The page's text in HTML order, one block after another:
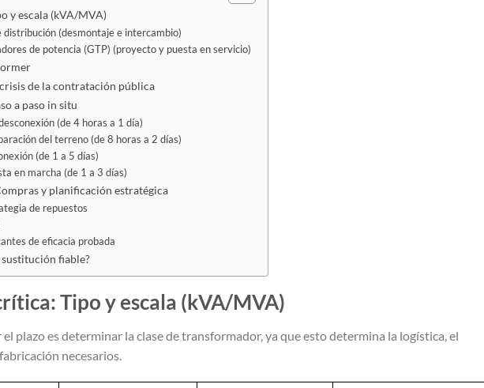
y escala (kVA/MVA)
distribución (desmontaje e intercambio)
de potencia (GTP) (proyecto y puesta en servicio)
de la contratación pública
a paso in situ
(de 4 horas a 1 día)
del terreno (de 8 horas a 2 días)
(de 1 a 5 días)
en marcha (de 1 a 3 días)
y planificación estratégica
de repuestos
de eficacia probada
fiable?
Tipo y escala (kVA/MVA)
plazo es determinar la clase de transformador, ya que esto determina la logística, el
necesarios.